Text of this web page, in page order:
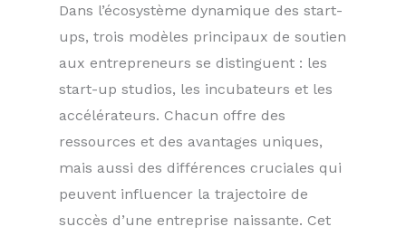
Dans l’écosystème dynamique des start-
ups, trois modèles principaux de soutien
aux entrepreneurs se distinguent : les
start-up studios, les incubateurs et les
accélérateurs. Chacun offre des
ressources et des avantages uniques,
mais aussi des différences cruciales qui
peuvent influencer la trajectoire de
succès d’une entreprise naissante. Cet